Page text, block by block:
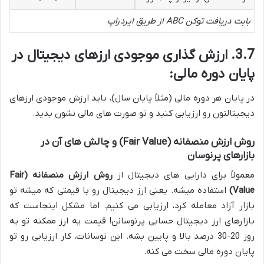
بابت دریافت توکن ABC از طریق ایردراپ
3.7. ارزش گذاری موجودی ارزهای دیجیتال در
پایان دوره مالی:
در پایان هر دوره مالی (مثلاً پایان سال)، باید ارزش موجودی ارزهای
دیجیتالتون رو ارزیابی کنید و تو صورت های مالی نشون بدید.
روش ارزش منصفانه (Fair Value) و چالش های آن در
بازارهای پرنوسان
معمولاً برای دارایی های دیجیتال از
روش ارزش منصفانه (Fair
Value) استفاده میشه. یعنی ارز دیجیتال رو با قیمتی که میشه تو
بازار آزاد معامله کرد، ارزیابی می کنیم. اما مشکل اینجاست که
بازارهای ارز دیجیتال حسابی پرنوسانن! قیمت یه ارز ممکنه تو یه
روز 20-30 درصد بالا و پایین بشه. این نوسانات، کار ارزیابی رو تو
پایان دوره مالی سخت می کنه.